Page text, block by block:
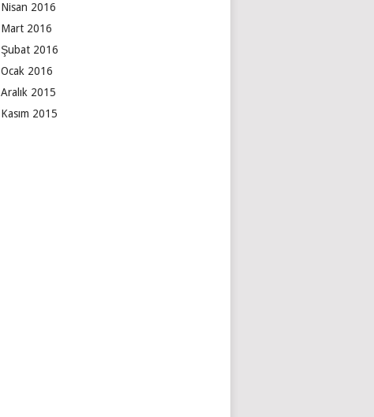
Nisan 2016
Mart 2016
Şubat 2016
Ocak 2016
Aralık 2015
Kasım 2015